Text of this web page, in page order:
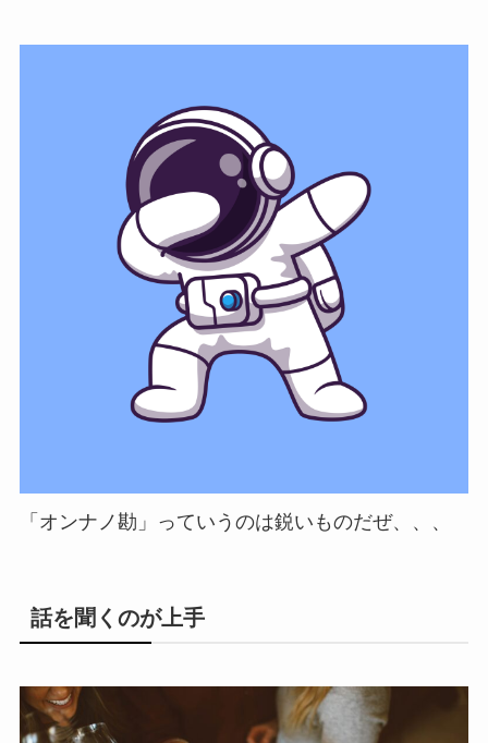
「オンナノ勘」っていうのは鋭いものだぜ、、、
話を聞くのが上手